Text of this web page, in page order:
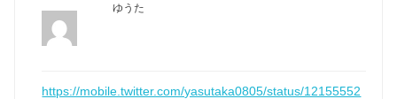
ゆうた
https://mobile.twitter.com/yasutaka0805/status/12155552